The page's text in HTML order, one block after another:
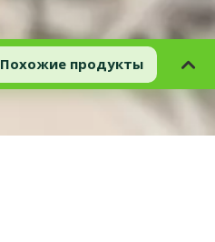
Похожие продукты